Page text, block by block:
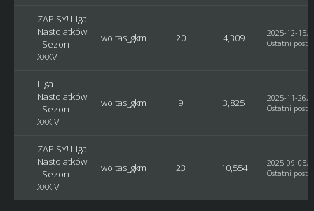
ZAPISY! Liga
Nastolatków
- Sezon
XXXV
wojtas_gkm 20 4,309
2025-12-15,
Ostatni post:
Liga
Nastolatków
- Sezon
XXXIV
wojtas_gkm 9 3,825
2025-11-26,
Ostatni post:
ZAPISY! Liga
Nastolatków
- Sezon
XXXIV
wojtas_gkm 23 10,554
2025-09-05,
Ostatni post: